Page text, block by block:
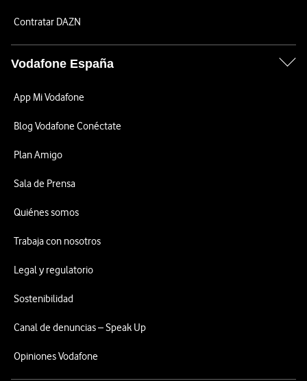
Contratar DAZN
Vodafone España
App Mi Vodafone
Blog Vodafone Conéctate
Plan Amigo
Sala de Prensa
Quiénes somos
Trabaja con nosotros
Legal y regulatorio
Sostenibilidad
Canal de denuncias – Speak Up
Opiniones Vodafone